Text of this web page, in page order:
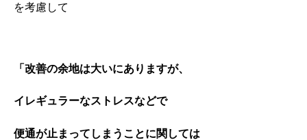
を考慮して
「改善の余地は大いにありますが、
イレギュラーなストレスなどで
便通が止まってしまうことに関しては